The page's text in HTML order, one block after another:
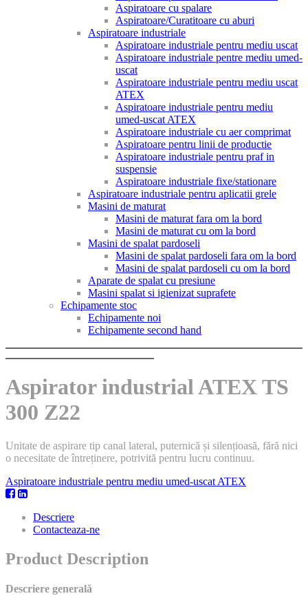
Aspiratoare cu spalare
Aspiratoare/Curatitoare cu aburi
Aspiratoare industriale
Aspiratoare industriale pentru mediu uscat
Aspiratoare industriale pentre mediu umed-
uscat
Aspiratoare industriale pentru mediu uscat
ATEX
Aspiratoare industriale pentru mediu
umed-uscat ATEX
Aspiratoare industriale cu aer comprimat
Aspiratoare pentru linii de productie
Aspiratoare industriale pentru praf in
suspensie
Aspiratoare industriale fixe/stationare
Aspiratoare industriale pentru aplicatii grele
Masini de maturat
Masini de maturat fara om la bord
Masini de maturat cu om la bord
Masini de spalat pardoseli
Masini de spalat pardoseli fara om la bord
Masini de spalat pardoseli cu om la bord
Aparate de spalat cu presiune
Masini spalat si igienizat suprafete
Echipamente stoc
Echipamente noi
Echipamente second hand
Aspirator industrial ATEX TS
300 Z22
Unitate de aspirare tip canal lateral, puternică și silențioasă, fără nici
o necesitate de întreținere, potrivită pentru lucru continuu.
Aspiratoare industriale pentru mediu umed-uscat ATEX
Descriere
Contacteaza-ne
Product Description
Descriere generală